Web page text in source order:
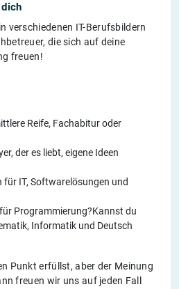
verschiedenen IT-Berufsbildern
die sich auf deine
freuen!
Reife, Fachabitur oder
der es liebt, eigene Ideen
für IT, Softwarelösungen und
Programmierung?Kannst du
Informatik und Deutsch
Punkt erfüllst, aber der Meinung
freuen wir uns auf jeden Fall